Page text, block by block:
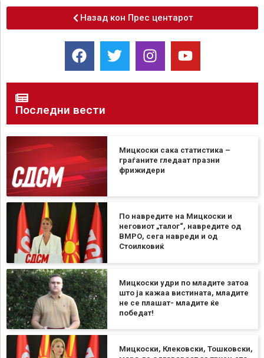
Назад кон Прес центарот
Последни вести
Мицкоски сака статистика –
граѓаните гледаат празни
фрижидери
По навредите на Мицкоски и
неговиот „талог“, навредите од
ВМРО, сега навреди и од
Стоилковиќ
Мицкоски удри по младите затоа
што ја кажаа вистината, младите
не се плашат- младите ќе
победат!
Мицкоски, Клековски, Тошковски,